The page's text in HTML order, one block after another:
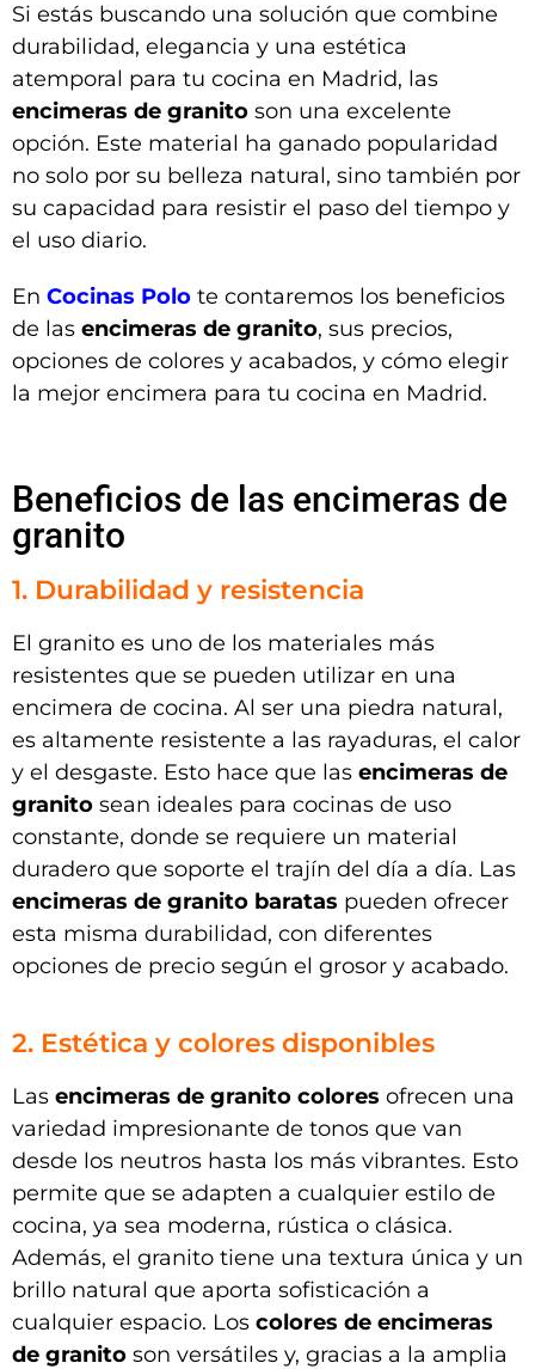
Si estás buscando una solución que combine
durabilidad, elegancia y una estética
atemporal para tu cocina en Madrid, las
encimeras de granito son una excelente
opción. Este material ha ganado popularidad
no solo por su belleza natural, sino también por
su capacidad para resistir el paso del tiempo y
el uso diario.
En Cocinas Polo te contaremos los beneficios
de las encimeras de granito, sus precios,
opciones de colores y acabados, y cómo elegir
la mejor encimera para tu cocina en Madrid.
Beneficios de las encimeras de
granito
1. Durabilidad y resistencia
El granito es uno de los materiales más
resistentes que se pueden utilizar en una
encimera de cocina. Al ser una piedra natural,
es altamente resistente a las rayaduras, el calor
y el desgaste. Esto hace que las encimeras de
granito sean ideales para cocinas de uso
constante, donde se requiere un material
duradero que soporte el trajín del día a día. Las
encimeras de granito baratas pueden ofrecer
esta misma durabilidad, con diferentes
opciones de precio según el grosor y acabado.
2. Estética y colores disponibles
Las encimeras de granito colores ofrecen una
variedad impresionante de tonos que van
desde los neutros hasta los más vibrantes. Esto
permite que se adapten a cualquier estilo de
cocina, ya sea moderna, rústica o clásica.
Además, el granito tiene una textura única y un
brillo natural que aporta sofisticación a
cualquier espacio. Los colores de encimeras
de granito son versátiles y, gracias a la amplia